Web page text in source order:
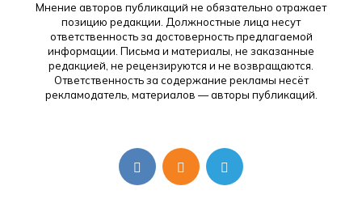
Мнение авторов публикаций не обязательно отражает
позицию редакции. Должностные лица несут
ответственность за достоверность предлагаемой
информации. Письма и материалы, не заказанные
редакцией, не рецензируются и не возвращаются.
Ответственность за содержание рекламы несёт
рекламодатель, материалов — авторы публикаций.